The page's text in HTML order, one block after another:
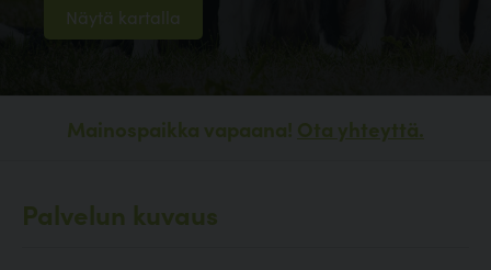
Näytä kartalla
Mainospaikka vapaana! Ota yhteyttä.
Palvelun kuvaus